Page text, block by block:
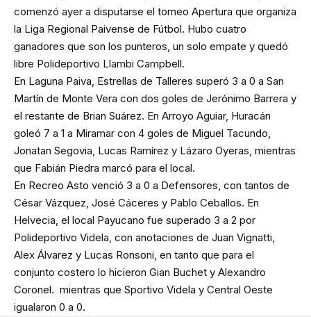
comenzó ayer a disputarse el torneo Apertura que organiza
la Liga Regional Paivense de Fútbol. Hubo cuatro
ganadores que son los punteros, un solo empate y quedó
libre Polideportivo Llambi Campbell.
En Laguna Paiva, Estrellas de Talleres superó 3 a 0 a San
Martín de Monte Vera con dos goles de Jerónimo Barrera y
el restante de Brian Suárez. En Arroyo Aguiar, Huracán
goleó 7 a 1 a Miramar con 4 goles de Miguel Tacundo,
Jonatan Segovia, Lucas Ramírez y Lázaro Oyeras, mientras
que Fabián Piedra marcó para el local.
En Recreo Asto venció 3 a 0 a Defensores, con tantos de
César Vázquez, José Cáceres y Pablo Ceballos. En
Helvecia, el local Payucano fue superado 3 a 2 por
Polideportivo Videla, con anotaciones de Juan Vignatti,
Alex Álvarez y Lucas Ronsoni, en tanto que para el
conjunto costero lo hicieron Gian Buchet y Alexandro
Coronel. mientras que Sportivo Videla y Central Oeste
igualaron 0 a 0.